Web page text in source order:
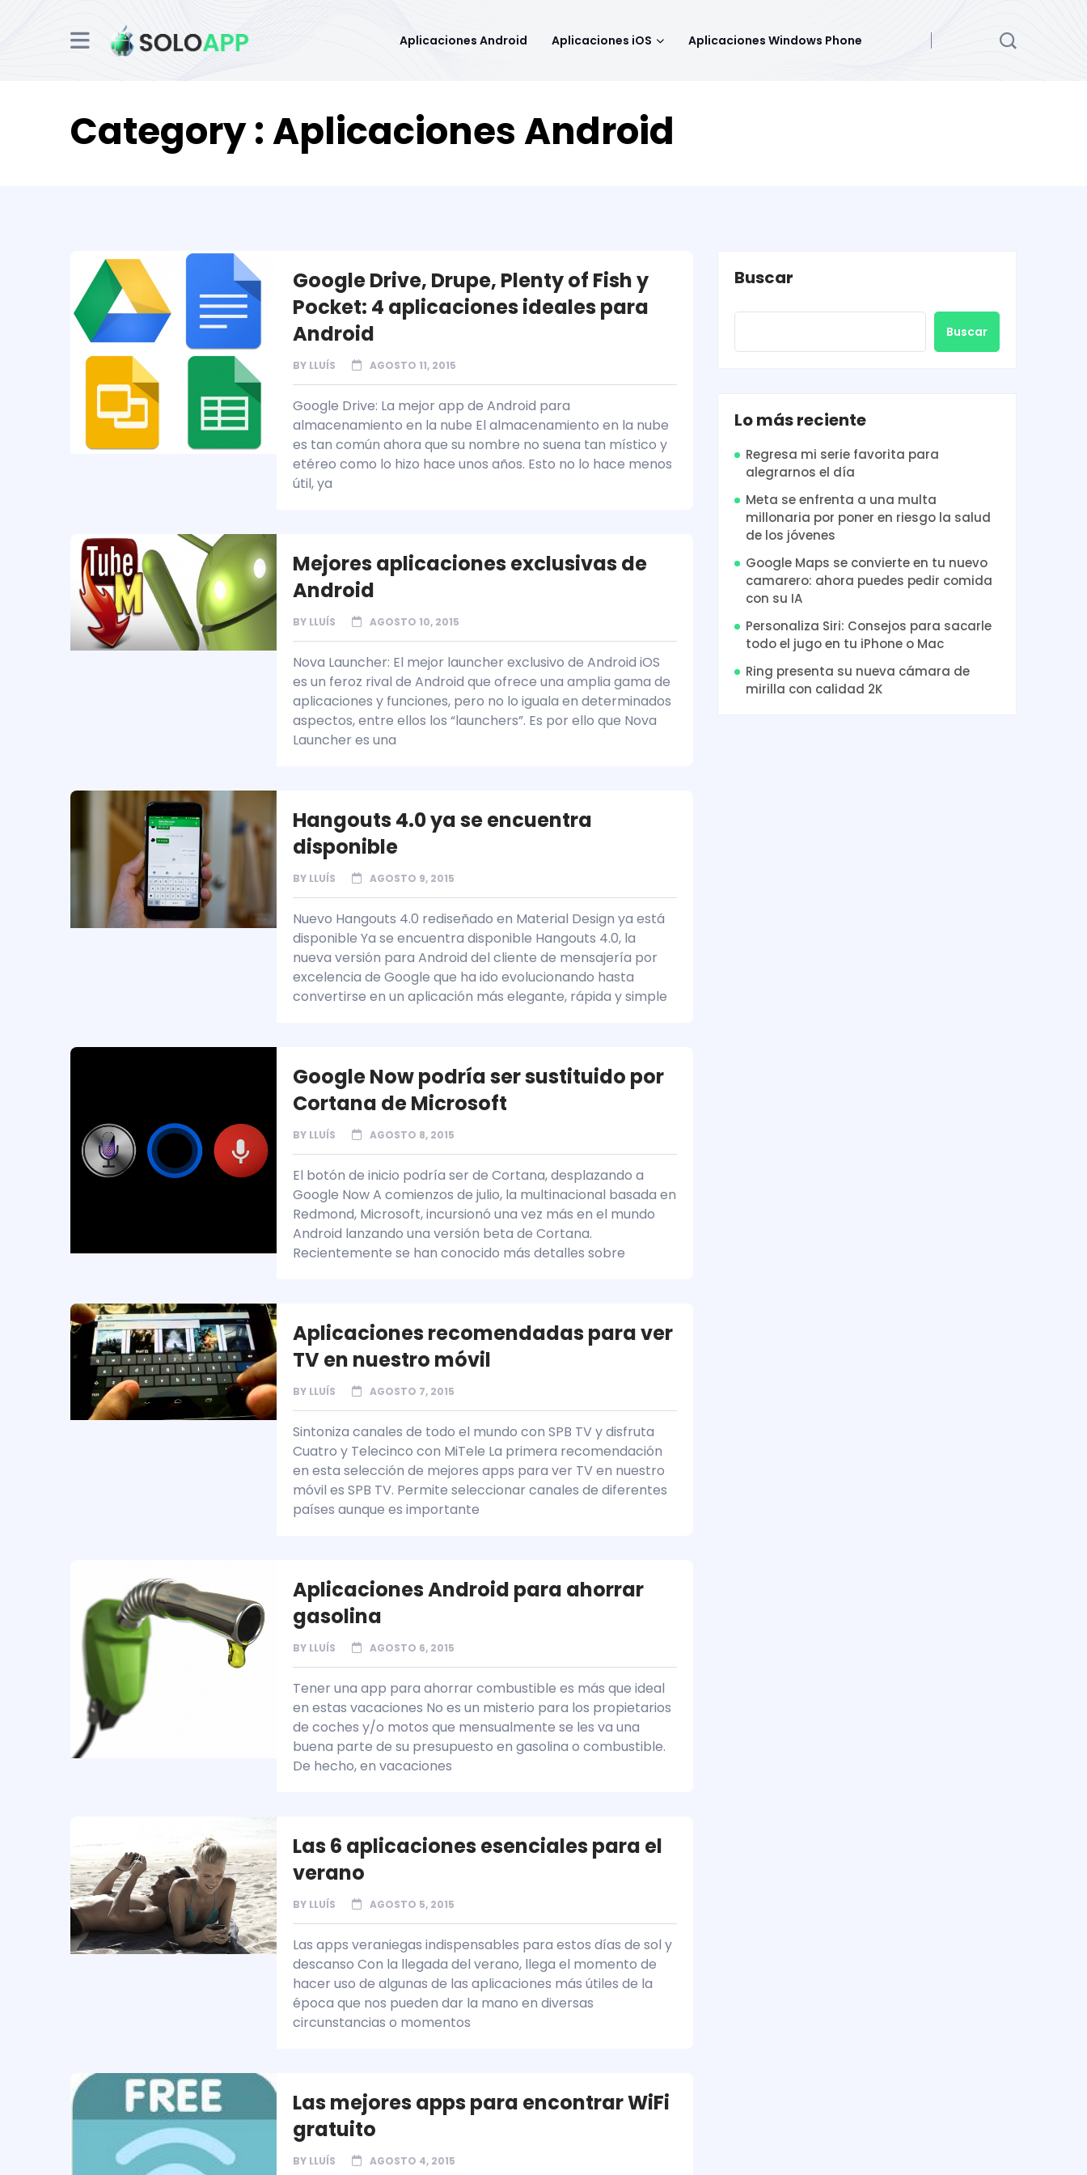
Aplicaciones Android Aplicaciones iOS Aplicaciones Windows Phone
Category : Aplicaciones Android
Google Drive, Drupe, Plenty of Fish y
Pocket: 4 aplicaciones ideales para
Android
BY LLUÍS AGOSTO 11, 2015
Google Drive: La mejor app de Android para
almacenamiento en la nube El almacenamiento en la nube
es tan común ahora que su nombre no suena tan místico y
etéreo como lo hizo hace unos años. Esto no lo hace menos
útil, ya
Mejores aplicaciones exclusivas de
Android
BY LLUÍS AGOSTO 10, 2015
Nova Launcher: El mejor launcher exclusivo de Android iOS
es un feroz rival de Android que ofrece una amplia gama de
aplicaciones y funciones, pero no lo iguala en determinados
aspectos, entre ellos los “launchers”. Es por ello que Nova
Launcher es una
Hangouts 4.0 ya se encuentra
disponible
BY LLUÍS AGOSTO 9, 2015
Nuevo Hangouts 4.0 rediseñado en Material Design ya está
disponible Ya se encuentra disponible Hangouts 4.0, la
nueva versión para Android del cliente de mensajería por
excelencia de Google que ha ido evolucionando hasta
convertirse en un aplicación más elegante, rápida y simple
Google Now podría ser sustituido por
Cortana de Microsoft
BY LLUÍS AGOSTO 8, 2015
El botón de inicio podría ser de Cortana, desplazando a
Google Now A comienzos de julio, la multinacional basada en
Redmond, Microsoft, incursionó una vez más en el mundo
Android lanzando una versión beta de Cortana.
Recientemente se han conocido más detalles sobre
Aplicaciones recomendadas para ver
TV en nuestro móvil
BY LLUÍS AGOSTO 7, 2015
Sintoniza canales de todo el mundo con SPB TV y disfruta
Cuatro y Telecinco con MiTele La primera recomendación
en esta selección de mejores apps para ver TV en nuestro
móvil es SPB TV. Permite seleccionar canales de diferentes
países aunque es importante
Aplicaciones Android para ahorrar
gasolina
BY LLUÍS AGOSTO 6, 2015
Tener una app para ahorrar combustible es más que ideal
en estas vacaciones No es un misterio para los propietarios
de coches y/o motos que mensualmente se les va una
buena parte de su presupuesto en gasolina o combustible.
De hecho, en vacaciones
Las 6 aplicaciones esenciales para el
verano
BY LLUÍS AGOSTO 5, 2015
Las apps veraniegas indispensables para estos días de sol y
descanso Con la llegada del verano, llega el momento de
hacer uso de algunas de las aplicaciones más útiles de la
época que nos pueden dar la mano en diversas
circunstancias o momentos
Las mejores apps para encontrar WiFi
gratuito
BY LLUÍS AGOSTO 4, 2015
Buscar
Buscar
Lo más reciente
Regresa mi serie favorita para
alegrarnos el día
Meta se enfrenta a una multa
millonaria por poner en riesgo la salud
de los jóvenes
Google Maps se convierte en tu nuevo
camarero: ahora puedes pedir comida
con su IA
Personaliza Siri: Consejos para sacarle
todo el jugo en tu iPhone o Mac
Ring presenta su nueva cámara de
mirilla con calidad 2K